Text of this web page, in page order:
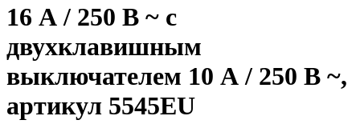
16 A / 250 B ~ с
двухклавишным
выключателем 10 A / 250 B ~,
артикул 5545EU